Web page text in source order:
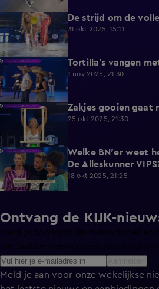
0:46 De strijd om de
31 okt 2025, 15:11
2:06 Tortilla’s vangen
1 nov 2025, 21:30
0:55 Zakjes gooien gaat
25 okt 2025, 21:30
1:14
Welke BN'er weet
De Alleskunner
18 okt 2025, 21:25
Ontvang de KIJK-
Meld je aan voor onze wekelijkse